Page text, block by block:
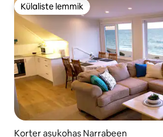
Külaliste lemmik
Külaliste lemmik
Korter asukohas Narrabeen